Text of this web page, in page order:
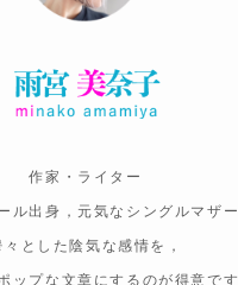
作家・ライター
ル出身，元気なシングルマザー
々とした陰気な感情を，
ップな文章にするのが得意です